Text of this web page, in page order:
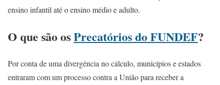
ensino infantil até o ensino médio e adulto.
O que são osPrecatórios do FUNDEF?
Por conta de uma divergência no cálculo, municípios e estados
entraram com um processo contra a União para receber a